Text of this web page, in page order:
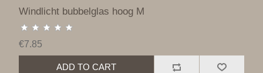
Windlicht bubbelglas hoog M
€7.85
ADD TO CART